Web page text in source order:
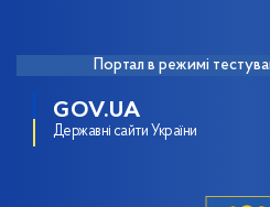
Портал в режимі
GOV.UA
Державні сайти України